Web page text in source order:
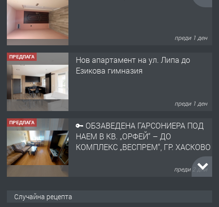
преди 1 ден
ПРЕДЛАГА
Нов апартамент на ул. Липа до
Езикова гимназия
преди 1 ден
ПРЕДЛАГА
🔑 ОБЗАВЕДЕНА ГАРСОНИЕРА ПОД
НАЕМ В КВ. „ОРФЕЙ“ – ДО
КОМПЛЕКС „ВЕСПРЕМ“, ГР. ХАСКОВО
преди 2 дни
Случайна рецепта